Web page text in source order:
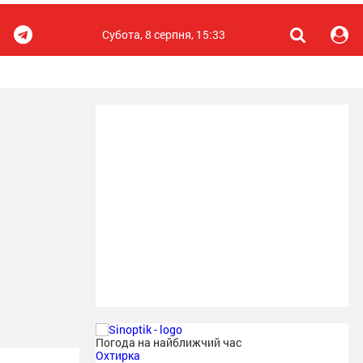
Субота, 8 серпня, 15:33
Погода на найближчий час
Охтирка